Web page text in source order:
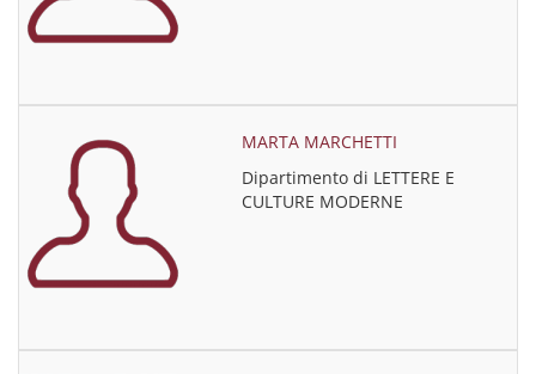
MARTA MARCHETTI
Dipartimento di LETTERE E
CULTURE MODERNE